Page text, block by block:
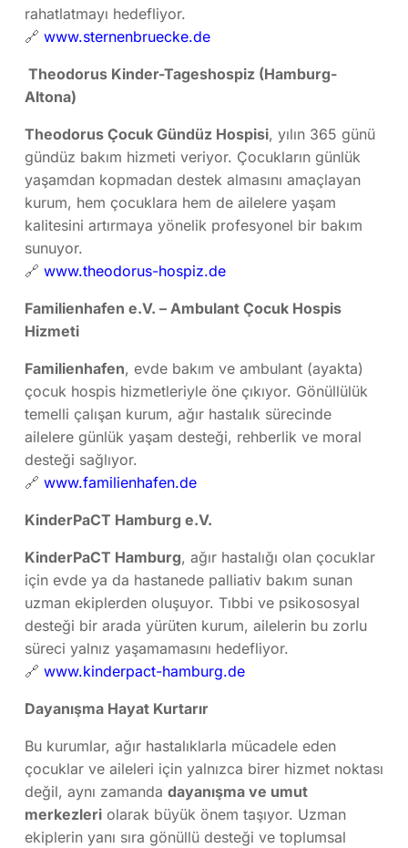
rahatlatmayı hedefliyor.
🔗 www.sternenbruecke.de
Theodorus Kinder-Tageshospiz (Hamburg-
Altona)
Theodorus Çocuk Gündüz Hospisi, yılın 365 günü
gündüz bakım hizmeti veriyor. Çocukların günlük
yaşamdan kopmadan destek almasını amaçlayan
kurum, hem çocuklara hem de ailelere yaşam
kalitesini artırmaya yönelik profesyonel bir bakım
sunuyor.
🔗 www.theodorus-hospiz.de
Familienhafen e.V. – Ambulant Çocuk Hospis
Hizmeti
Familienhafen, evde bakım ve ambulant (ayakta)
çocuk hospis hizmetleriyle öne çıkıyor. Gönüllülük
temelli çalışan kurum, ağır hastalık sürecinde
ailelere günlük yaşam desteği, rehberlik ve moral
desteği sağlıyor.
🔗 www.familienhafen.de
KinderPaCT Hamburg e.V.
KinderPaCT Hamburg, ağır hastalığı olan çocuklar
için evde ya da hastanede palliativ bakım sunan
uzman ekiplerden oluşuyor. Tıbbi ve psikososyal
desteği bir arada yürüten kurum, ailelerin bu zorlu
süreci yalnız yaşamamasını hedefliyor.
🔗 www.kinderpact-hamburg.de
Dayanışma Hayat Kurtarır
Bu kurumlar, ağır hastalıklarla mücadele eden
çocuklar ve aileleri için yalnızca birer hizmet noktası
değil, aynı zamanda dayanışma ve umut
merkezleri olarak büyük önem taşıyor. Uzman
ekiplerin yanı sıra gönüllü desteği ve toplumsal